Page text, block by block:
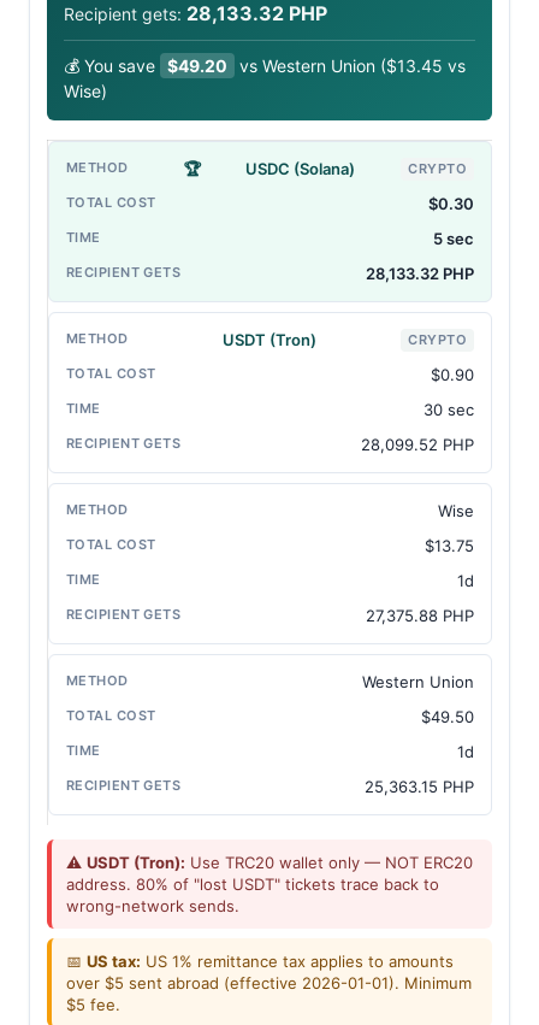
Recipient gets: 28,133.32 PHP
💰 You save $49.20
vs Western Union ($13.45 vs
Wise)
🏆 USDC (Solana) CRYPTO
$0.30
5 sec
28,133.32 PHP
USDT (Tron) CRYPTO
$0.90
30 sec
28,099.52 PHP
Wise
$13.75
1d
27,375.88 PHP
Western Union
$49.50
1d
25,363.15 PHP
⚠️ USDT (Tron): Use TRC20 wallet only — NOT ERC20
address. 80% of "lost USDT" tickets trace back to
wrong-network sends.
📅 US tax: US 1% remittance tax applies to amounts
over $5 sent abroad (effective 2026-01-01). Minimum
$5 fee.